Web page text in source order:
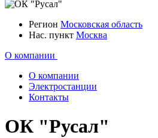
Регион Московская область
Нас. пункт Москва
О компании
О компании
Электростанции
Контакты
ОК "Русал"